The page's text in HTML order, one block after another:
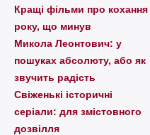
Кращі фільми про кохання
року, що минув
Микола Леонтович: у
пошуках абсолюту, або як
звучить радість
Свіженькі історичні
серіали: для змістовного
дозвілля